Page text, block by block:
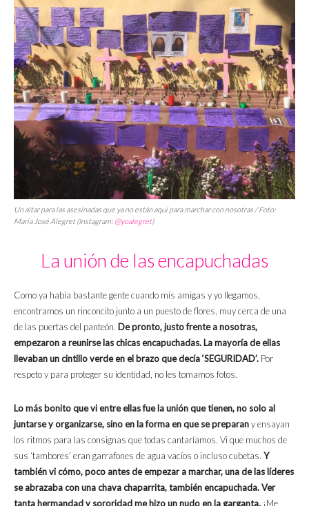
Un altar para las asesinadas que ya no están aquí para marchar con nosotras / Foto:
María José Alegret (Instagram: @yoalegret)
La unión de las encapuchadas
Como ya había bastante gente cuando mis amigas y yo llegamos,
encontramos un rinconcito junto a un puesto de flores, muy cerca de una
de las puertas del panteón. De pronto, justo frente a nosotras,
empezaron a reunirse las chicas encapuchadas. La mayoría de ellas
llevaban un cintillo verde en el brazo que decía ‘SEGURIDAD’. Por
respeto y para proteger su identidad, no les tomamos fotos.
Lo más bonito que vi entre ellas fue la unión que tienen, no solo al
juntarse y organizarse, sino en la forma en que se preparany ensayan
los ritmos para las consignas que todas cantaríamos. Vi que muchos de
sus ‘tambores’ eran garrafones de agua vacíos o incluso cubetas. Y
también vi cómo, poco antes de empezar a marchar, una de las líderes
se abrazaba con una chava chaparrita, también encapuchada. Ver
tanta hermandad y sororidad me hizo un nudo en la garganta. ¡Me